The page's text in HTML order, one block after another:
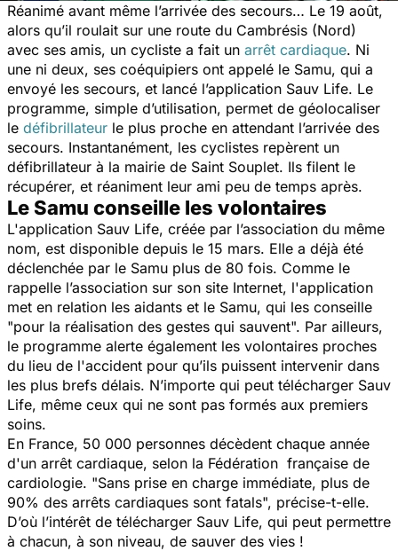
Réanimé avant même l’arrivée des secours… Le 19 août,
alors qu’il roulait sur une route du Cambrésis (Nord)
avec ses amis, un cycliste a fait un arrêt cardiaque. Ni
une ni deux, ses coéquipiers ont appelé le Samu, qui a
envoyé les secours, et lancé l’application Sauv Life. Le
programme, simple d’utilisation, permet de géolocaliser
le défibrillateur le plus proche en attendant l’arrivée des
secours. Instantanément, les cyclistes repèrent un
défibrillateur à la mairie de Saint Souplet. Ils filent le
récupérer, et réaniment leur ami peu de temps après.
Le Samu conseille les volontaires
L'application Sauv Life, créée par l’association du même
nom, est disponible depuis le 15 mars. Elle a déjà été
déclenchée par le Samu plus de 80 fois. Comme le
rappelle l’association sur son site Internet, l'application
met en relation les aidants et le Samu, qui les conseille
"pour la réalisation des gestes qui sauvent". Par ailleurs,
le programme alerte également les volontaires proches
du lieu de l'accident pour qu’ils puissent intervenir dans
les plus brefs délais. N’importe qui peut télécharger Sauv
Life, même ceux qui ne sont pas formés aux premiers
soins.
En France, 50 000 personnes décèdent chaque année
d'un arrêt cardiaque, selon la Fédération française de
cardiologie. "Sans prise en charge immédiate, plus de
90% des arrêts cardiaques sont fatals", précise-t-elle.
D’où l’intérêt de télécharger Sauv Life, qui peut permettre
à chacun, à son niveau, de sauver des vies !